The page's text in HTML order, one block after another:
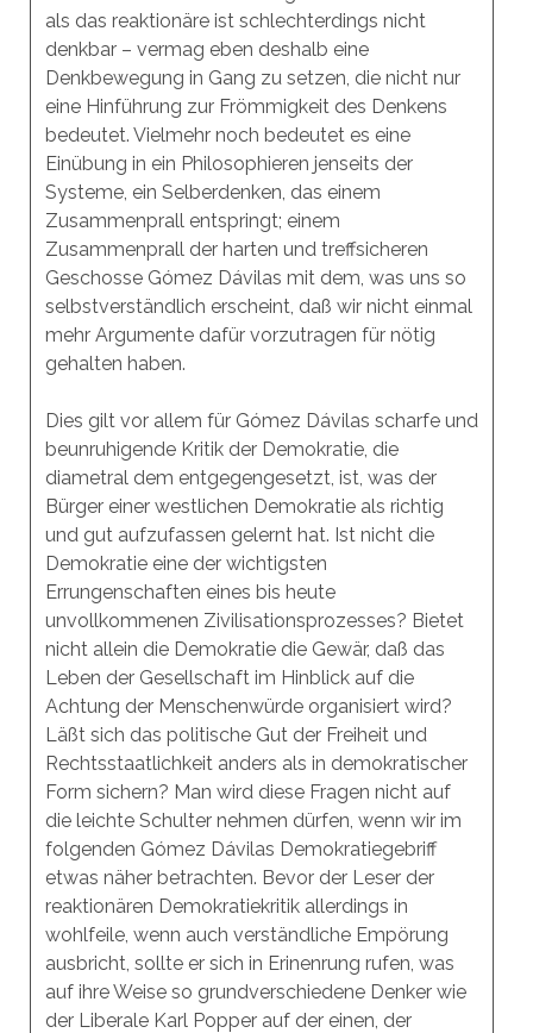
als das reaktionäre ist schlechterdings nicht
denkbar – vermag eben deshalb eine
Denkbewegung in Gang zu setzen, die nicht nur
eine Hinführung zur Frömmigkeit des Denkens
bedeutet. Vielmehr noch bedeutet es eine
Einübung in ein Philosophieren jenseits der
Systeme, ein Selberdenken, das einem
Zusammenprall entspringt; einem
Zusammenprall der harten und treffsicheren
Geschosse Gómez Dávilas mit dem, was uns so
selbstverständlich erscheint, daß wir nicht einmal
mehr Argumente dafür vorzutragen für nötig
gehalten haben.
Dies gilt vor allem für Gómez Dávilas scharfe und
beunruhigende Kritik der Demokratie, die
diametral dem entgegengesetzt, ist, was der
Bürger einer westlichen Demokratie als richtig
und gut aufzufassen gelernt hat. Ist nicht die
Demokratie eine der wichtigsten
Errungenschaften eines bis heute
unvollkommenen Zivilisationsprozesses? Bietet
nicht allein die Demokratie die Gewär, daß das
Leben der Gesellschaft im Hinblick auf die
Achtung der Menschenwürde organisiert wird?
Läßt sich das politische Gut der Freiheit und
Rechtsstaatlichkeit anders als in demokratischer
Form sichern? Man wird diese Fragen nicht auf
die leichte Schulter nehmen dürfen, wenn wir im
folgenden Gómez Dávilas Demokratiegebriff
etwas näher betrachten. Bevor der Leser der
reaktionären Demokratiekritik allerdings in
wohlfeile, wenn auch verständliche Empörung
ausbricht, sollte er sich in Erinenrung rufen, was
auf ihre Weise so grundverschiedene Denker wie
der Liberale Karl Popper auf der einen, der